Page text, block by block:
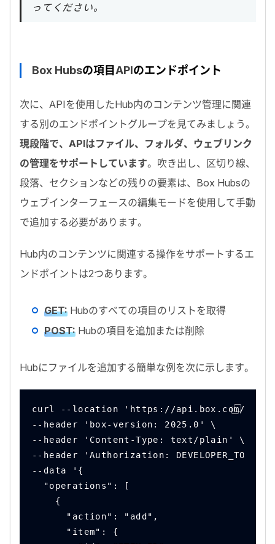
ってください。
Box Hubsの項目APIのエンドポイント
次に、 APIを使用したHub内のコンテンツ管理に関連
する別のエンドポイントグループを見てみましょう。
現段階で、 APIはファイル、フォルダ、ウェブリンク
の管理をサポートしています。吹き出し、区切り線、
段落、セクションなどの残りの要素は、 Box Hubsの
ウェブインターフェースの編集モードを使用して手動
で追加する必要があります。
Hub内のコンテンツに関連する操作をサポートするエ
ンドポイントは2つあります。
GET: Hubのすべての項目のリストを取得
POST: Hubの項目を追加または削除
Hubにファイルを追加する簡単な例を次に示します。
curl --location 'https://api.box.com/2.0//
--header 'box-version: 2025.0' \
--header 'Content-Type: text/plain' \
--header 'Authorization:
--data '{
  "operations": [
    {
      "action": "add",
      "item": {